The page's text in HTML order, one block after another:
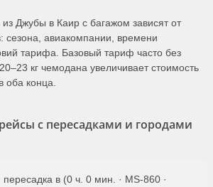
Джубы в Каир с багажом зависят от
сезона, авиакомпании, времени
тарифа. Базовый тариф часто без
кг чемодана увеличивает стоимость
оба конца.
с пересадками и городами
в (0 ч. 0 мин. · MS-860 ·